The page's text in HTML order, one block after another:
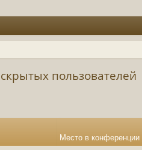
пользователей
Место в конференции